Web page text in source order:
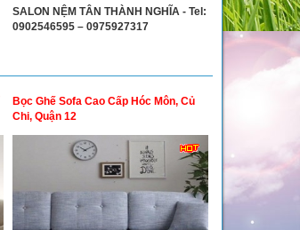
SALON NỆM TÂN THÀNH NGHĨA - Tel:
0902546595 – 0975927317
Bọc Ghế Sofa Cao Cấp Hóc Môn, Củ
Chi, Quận 12